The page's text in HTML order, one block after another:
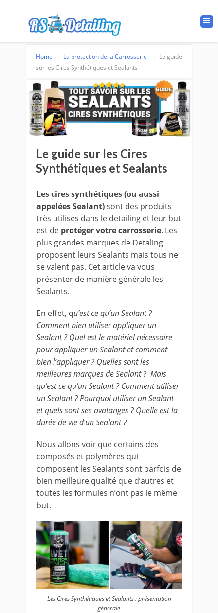
Home → La protection de la Carrosserie → Le guide
sur les Cires Synthétiques et Sealants
Le guide sur les Cires
Synthétiques et Sealants
Les cires synthétiques (ou aussi
appelées Sealant)sont des produits
très utilisés dans le detailing et leur but
est de protéger votre carrosserie. Les
plus grandes marques de Detaling
proposent leurs Sealants mais tous ne
se valent pas. Cet article va vous
présenter de manière générale les
Sealants.
En effet, qu’est ce qu’un Sealant ?
Comment bien utiliser appliquer un
Sealant ? Quel est le matériel nécessaire
pour appliquer un Sealant et comment
bien l’appliquer ? Quelles sont les
meilleures marques de Sealant ? Mais
qu’est ce qu’un Sealant ? Comment utiliser
un Sealant ? Pourquoi utiliser un Sealant
et quels sont ses avatanges ? Quelle est la
durée de vie d’un Sealant ?
Nous allons voir que certains des
composés et polymères qui
composent les Sealants sont parfois de
bien meilleure qualité que d’autres et
toutes les formules n’ont pas le même
but.
Les Cires Synthétiques et Sealants : présentation
générale